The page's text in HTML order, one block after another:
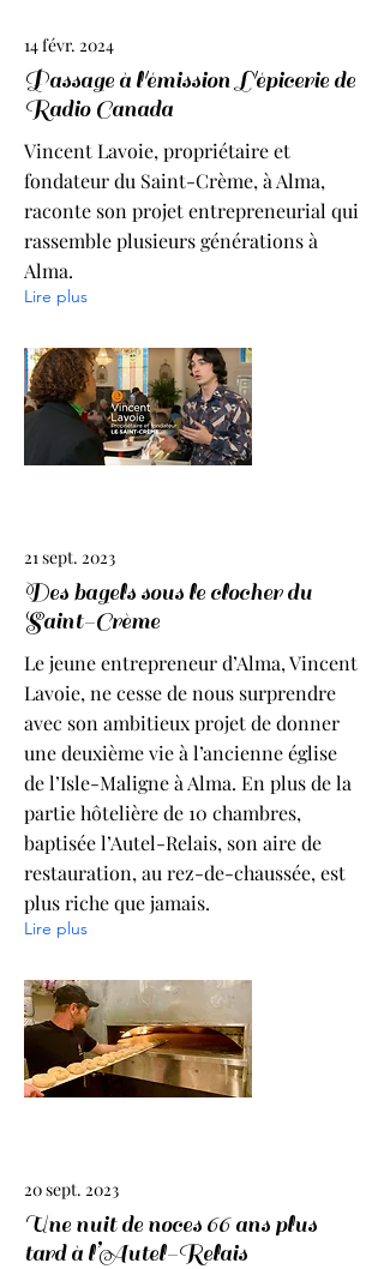
14 févr. 2024
Passage à l'émission L'épicerie de
Radio Canada
Vincent Lavoie, propriétaire et
fondateur du Saint-Crème, à Alma,
raconte son projet entrepreneurial qui
rassemble plusieurs générations à
Alma.
Lire plus
21 sept. 2023
Des bagels sous le clocher du
Saint-Crème
Le jeune entrepreneur d’Alma, Vincent
Lavoie, ne cesse de nous surprendre
avec son ambitieux projet de donner
une deuxième vie à l’ancienne église
de l’Isle-Maligne à Alma. En plus de la
partie hôtelière de 10 chambres,
baptisée l’Autel-Relais, son aire de
restauration, au rez-de-chaussée, est
plus riche que jamais.
Lire plus
20 sept. 2023
Une nuit de noces 66 ans plus
tard à l’Autel-Relais